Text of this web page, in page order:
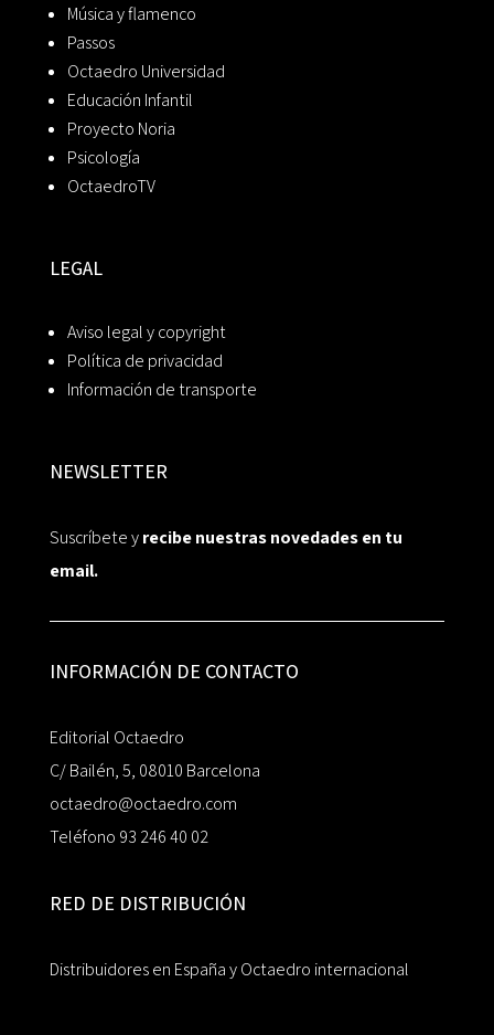
Música y flamenco
Passos
Octaedro Universidad
Educación Infantil
Proyecto Noria
Psicología
OctaedroTV
LEGAL
Aviso legal y copyright
Política de privacidad
Información de transporte
NEWSLETTER
Suscríbete yrecibe nuestras novedades en tu
email.
INFORMACIÓN DE CONTACTO
Editorial Octaedro
C/ Bailén, 5, 08010 Barcelona
octaedro@octaedro.com
Teléfono 93 246 40 02
RED DE DISTRIBUCIÓN
Distribuidores en España y Octaedro internacional